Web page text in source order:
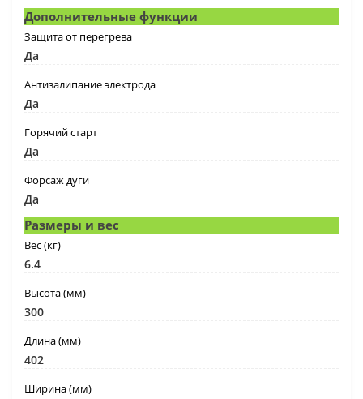
Дополнительные функции
Защита от перегрева
Да
Антизалипание электрода
Да
Горячий старт
Да
Форсаж дуги
Да
Размеры и вес
Вес (кг)
6.4
Высота (мм)
300
Длина (мм)
402
Ширина (мм)